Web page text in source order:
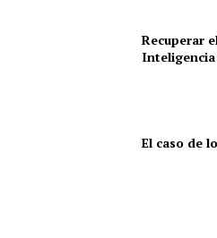
Recuperar
El caso de